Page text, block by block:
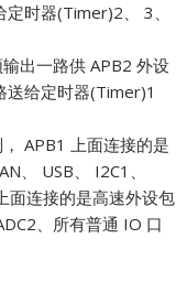
时器(Timer)2、 3、
出一路供 APB2 外设
给定时器(Timer)1
APB1 上面连接的是
、 USB、 I2C1、
面连接的是高速外设包
、所有普通 IO 口